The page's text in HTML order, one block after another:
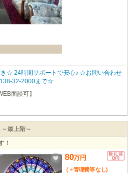
き☆ 24時間サポートで安心♪ ☆お問い合わせ
32-2000まで☆
面談可】
最上階～
！
80万円
(＋管理費等なし)